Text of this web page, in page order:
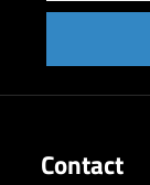
Contact